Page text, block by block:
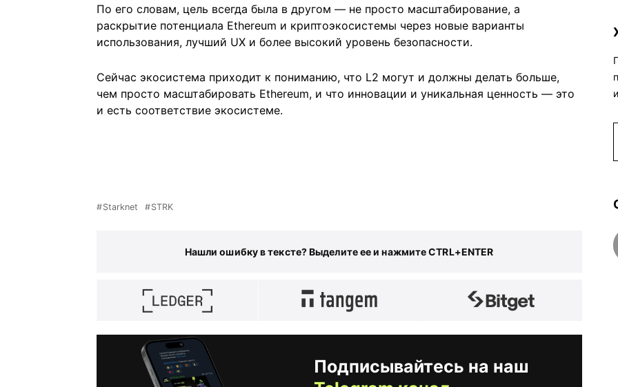
По его словам, цель всегда была в другом — не просто масштабирование, а
раскрытие потенциала Ethereum и криптоэкосистемы через новые варианты
использования, лучший UX и более высокий уровень безопасности.
Сейчас экосистема приходит к пониманию, что L2 могут и должны делать больше,
чем просто масштабировать Ethereum, и что инновации и уникальная ценность — это
и есть соответствие экосистеме.
Starknet STRK
Нашли ошибку в тексте? Выделите ее и нажмите CTRL+ENTER
Подписывайтесь на наш